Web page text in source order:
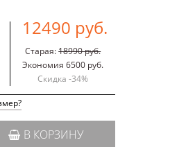
12490 руб.
Старая:18990 руб.
Экономия 6500 руб.
Скидка -34%
В КОРЗИНУ